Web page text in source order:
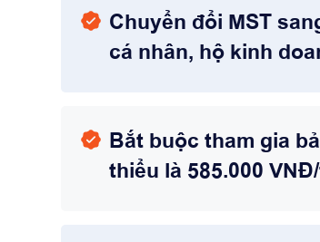
Chuyển đổi MST
cá nhân, hộ kinh
Bắt buộc tham gia
thiểu là 585.000